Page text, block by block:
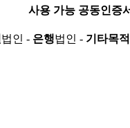
사용 가능 공동인증
법인 - 은행법인 - 기타목적